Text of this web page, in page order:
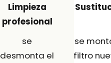
Limpieza
profesional
se
desmonta el
se
filtro